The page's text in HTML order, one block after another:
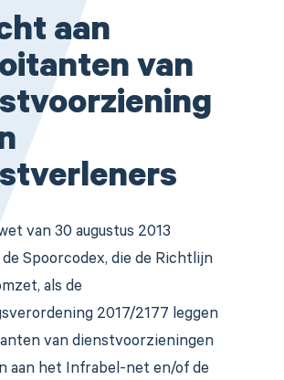
aan
van
van 30 augustus 2013
de Spoorcodex, die de Richtlijn
als de
2017/2177 leggen
van dienstvoorzieningen
aan het Infrabel-net en/of de